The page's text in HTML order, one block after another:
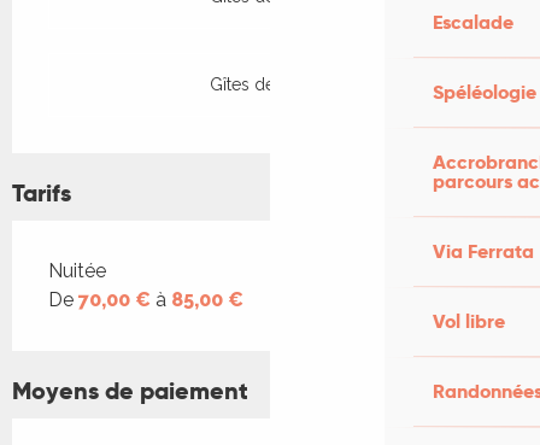
Escalade
Spéléologie
parcours
Via Ferrata
Vol libre
Gîtes de France
Tarifs
Tarifs 2026
Nuitée
De 70,00 € à 85,00 €
Moyens de paiement